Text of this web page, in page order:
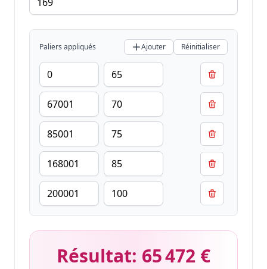
Paliers appliqués Ajouter Réinitialiser
Résultat: 65 472 €